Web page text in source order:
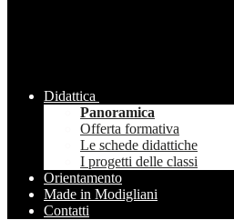
Didattica
Panoramica
Offerta formativa
Le schede didattiche
I progetti delle classi
Orientamento
Made in Modigliani
Contatti